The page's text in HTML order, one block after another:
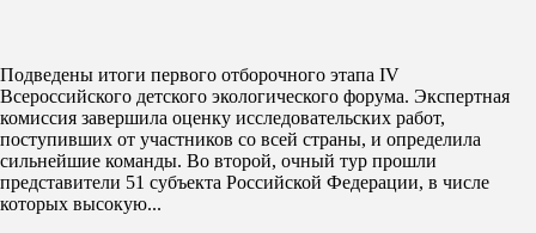
Подведены итоги первого отборочного этапа IV
Всероссийского детского экологического форума. Экспертная
комиссия завершила оценку исследовательских работ,
поступивших от участников со всей страны, и определила
сильнейшие команды. Во второй, очный тур прошли
представители 51 субъекта Российской Федерации, в числе
которых высокую...